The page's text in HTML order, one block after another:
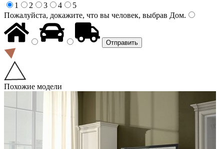
1
2 3 4
5
Пожалуйста, докажите, что вы человек, выбрав Дом.
Похожие модели